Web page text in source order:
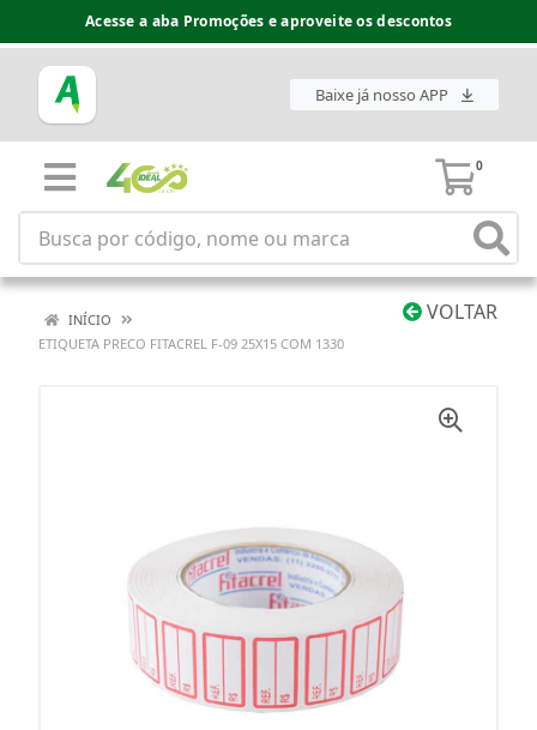
Acesse a aba Promoções e aproveite os descontos
Baixe já nosso APP
0
VOLTAR
INÍCIO
ETIQUETA PRECO FITACREL F-09 25X15 COM 1330